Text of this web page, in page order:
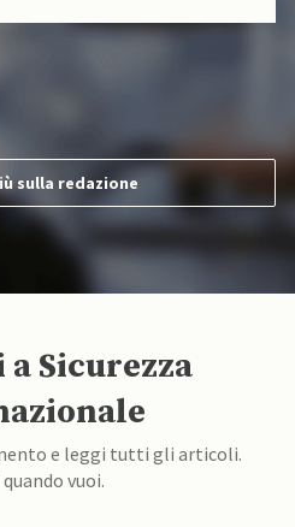
sulla redazione
Sicurezza
e leggi tutti gli articoli.
vuoi.